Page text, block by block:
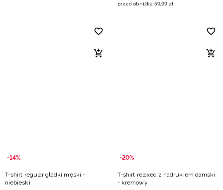
przed obniżką 59,99 zł
-14%
T-shirt regular gładki męski -
niebieski
-20%
T-shirt relaxed z nadrukiem damski
- kremowy